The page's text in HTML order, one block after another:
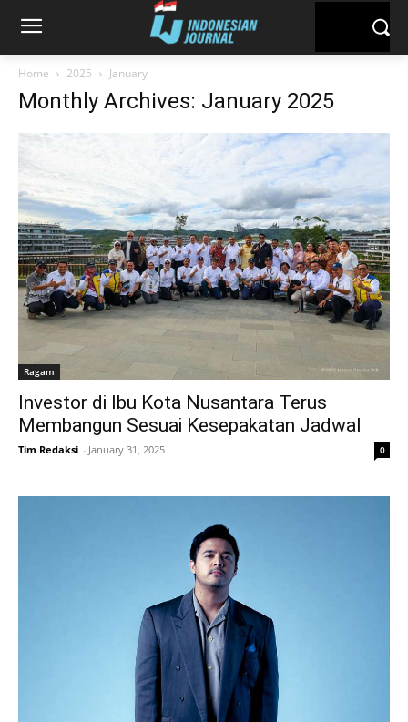
Home 2025 January
Monthly Archives: January 2025
Ragam
Investor di Ibu Kota Nusantara Terus
Membangun Sesuai Kesepakatan Jadwal
Tim Redaksi - January 31, 2025 0